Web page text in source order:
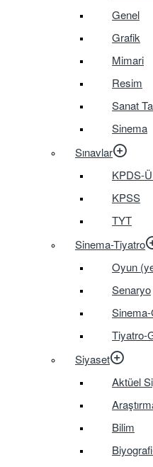
Genel
Grafik
Mimari
Resim
Sanat
Sinema
Sınavlar
KPDS-
KPSS
TYT
Sinema-Tiyatro
Oyun
Senaryo
Tiyatro-
Siyaset
Aktüel
Bilim